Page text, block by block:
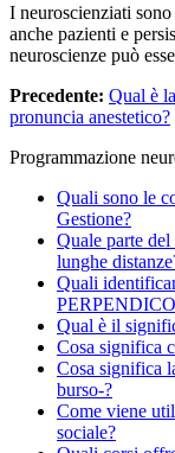
I neuroscienziati
anche pazienti e
neuroscienze può
Precedente: Qual è
pronuncia anestetico?
Programmazione
Quali sono le
Gestione?
Quale parte
lunghe
Quali
Qual è il
Cosa significa
Cosa significa
burso-?
Come viene
sociale?